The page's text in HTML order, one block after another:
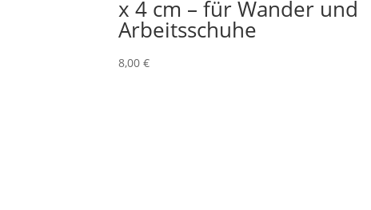
x 4 cm – für Wander und
Arbeitsschuhe
8,00€